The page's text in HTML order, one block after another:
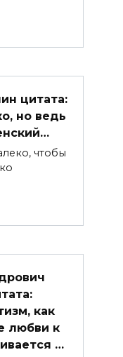
цитата:
но ведь
чтобы
как
любви к
…